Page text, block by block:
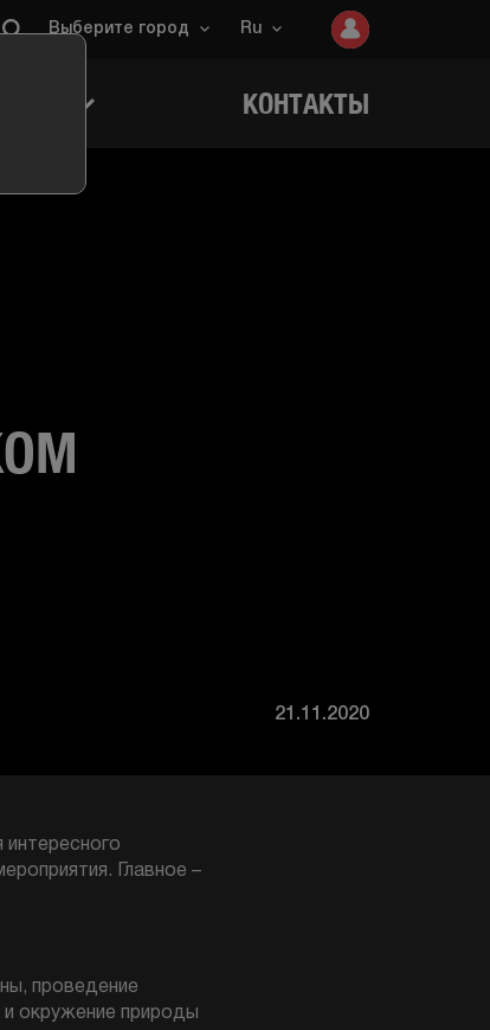
Выберите город Ru
КОНТАКТЫ
21.11.2020
Главное –
проведение
окружение природы